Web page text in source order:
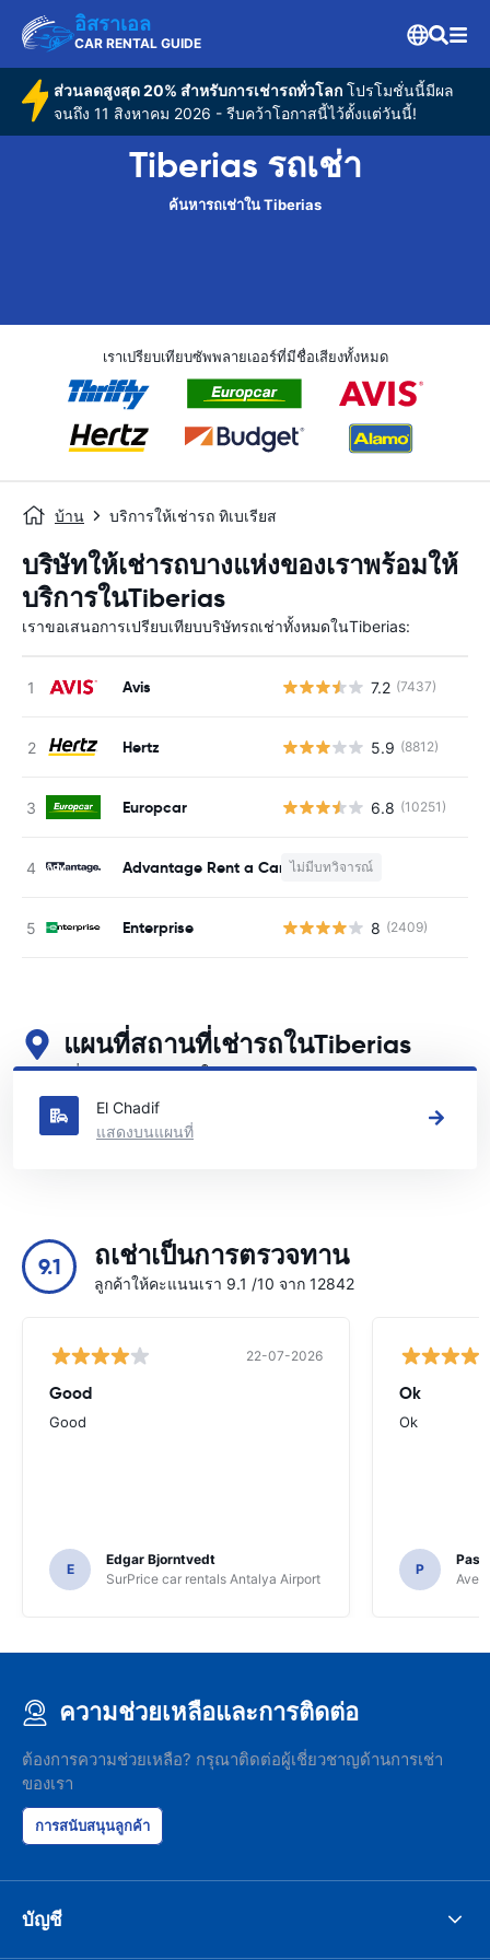
อิสราเอล
CAR RENTAL GUIDE
ส่วนลดสูงสุด 20% สำหรับการเช่ารถทั่วโลกโปรโมชั่นนี้มีผล
จนถึง 11 สิงหาคม 2026 - รีบคว้าโอกาสนี้ไว้ตั้งแต่วันนี้!
Tiberias รถเช่า
ค้นหารถเช่าใน Tiberias
เราเปรียบเทียบซัพพลายเออร์ที่มีชื่อเสียงทั้งหมด
บ้าน บริการให้เช่ารถ ทิเบเรียส
บริษัทให้เช่ารถบางแห่งของเราพร้อมให้
บริการในTiberias
เราขอเสนอการเปรียบเทียบบริษัทรถเช่าทั้งหมดในTiberias:
Avis 7.2 (7437)
Hertz 5.9 (8812)
Europcar 6.8 (10251)
Advantage Rent a Car ไม่มีบทวิจารณ์
Enterprise 8 (2409)
แผนที่สถานที่เช่ารถในTiberias
ดูสถานที่เช่ารถหลักของเราในTiberias
El Chadif
แสดงบนแผนที่
9.1 ถเช่าเป็นการตรวจทาน
ลูกค้าให้คะแนนเรา 9.1 /10 จาก 12842
22-07-2026
Good
Good
E
Edgar Bjorntvedt
SurPrice car rentals Antalya Airport
Ok
Ok
P
Avec
ความช่วยเหลือและการติดต่อ
ต้องการความช่วยเหลือ? กรุณาติดต่อผู้เชี่ยวชาญด้านการเช่า
ของเรา
การสนับสนุนลูกค้า
บัญชี